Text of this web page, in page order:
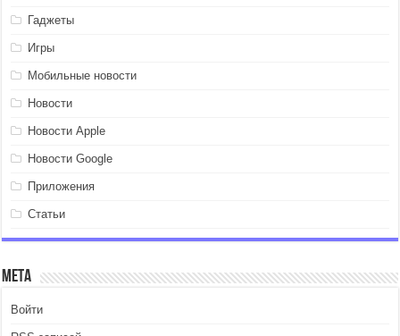
Гаджеты
Игры
Мобильные новости
Новости
Новости Apple
Новости Google
Приложения
Статьи
Мета
Войти